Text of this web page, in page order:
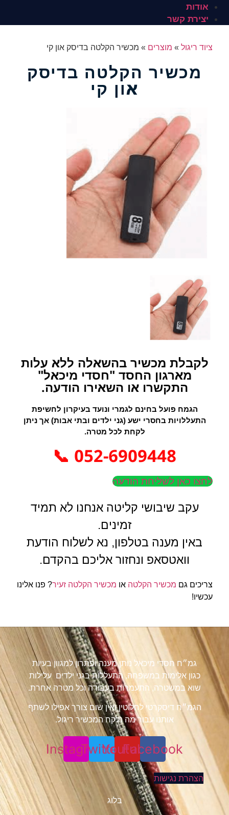
אודות
יצירת קשר
ציוד ריגול » מוצרים » מכשיר הקלטה בדיסק און קי
מכשיר הקלטה בדיסק
און קי
לקבלת מכשיר בהשאלה ללא עלות
מארגון החסד "חסדי מיכאל"
התקשרו או השאירו הודעה.
הגמח פועל בחינם לגמרי ונועד בעיקרון לחשיפת
התעללויות בחסרי ישע (גני ילדים ובתי אבות) אך ניתן
לקחת לכל מטרה.
052-6909448 📞
לחצו כאן לשליחת הודעה
עקב שיבושי קליטה אנחנו לא תמיד
זמינים.
באין מענה בטלפון, נא לשלוח הודעת
וואטסאפ ונחזור אליכם בהקדם.
צריכים גם מכשיר הקלטה או מכשיר הקלטה זעיר? פנו אלינו
עכשיו!
גמ״ח חסדי מיכאל נותן מענה ופתרון למגוון בעיות
כגון אלימות במשפחה, התעללות בגני ילדים עלילות
שוא במשטרה, התעמרות בעבודה וכל מטרה אחרת.
הגמ״ח דיסקרטי לחלוטין ואין שום צורך אפילו לשתף
אותנו עבור מה נלקח המכשיר ריגול.
Facebook
Youtube
Twitter
Instagram
הצהרת נגישות
בלוג